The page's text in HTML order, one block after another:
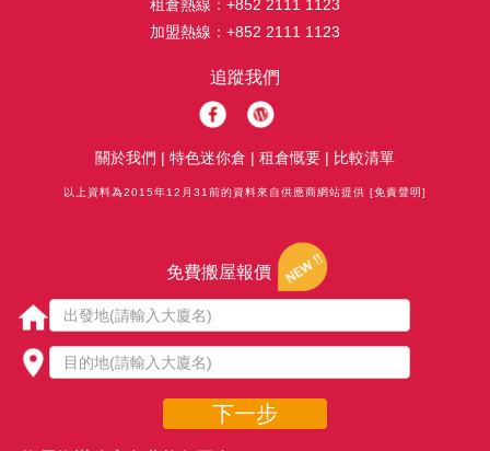
租倉熱線： +852 2111 1123
加盟熱線： +852 2111 1123
追蹤我們
關於我們 | 特色迷你倉 | 租倉慨要 | 比較清單
以上資料為2015年12月31前的資料來自供應商網站提供 [免責聲明]
免費搬屋報價
下一步